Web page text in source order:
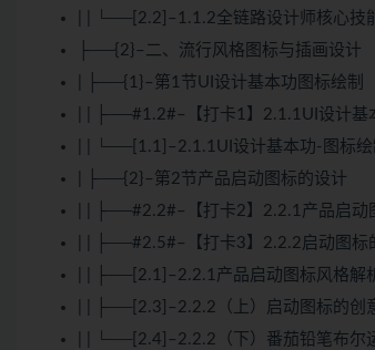
| | └──[2.2]–1.1.2全链路设计师核心技
├──{2}–二、流行风格图标与插画设计
| ├──{1}–第1节UI设计基本功图标绘制
| | ├──#1.2#–【打卡1】2.1.1UI设计
| | └──[1.1]–2.1.1UI设计基本功-图标
| ├──{2}–第2节产品启动图标的设计
| | ├──#2.2#–【打卡2】2.2.1产品启
| | ├──#2.5#–【打卡3】2.2.2启动图
| | ├──[2.1]–2.2.1产品启动图标风格解
| | ├──[2.3]–2.2.2（上）启动图标的创
| | └──[2.4]–2.2.2（下）番茄铅笔布尔